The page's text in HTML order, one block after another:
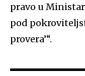
pravo u
pod
provera’“.